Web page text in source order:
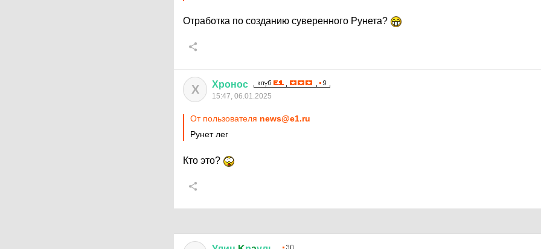
Отработка по созданию суверенного Рунета?
Х Хронос
15:47, 06.01.2025
От пользователя news@e1.ru
Рунет лег
Кто это?